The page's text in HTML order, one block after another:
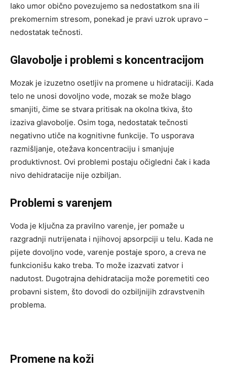
Iako umor obično povezujemo sa nedostatkom sna ili
prekomernim stresom, ponekad je pravi uzrok upravo –
nedostatak tečnosti.
Glavobolje i problemi s koncentracijom
Mozak je izuzetno osetljiv na promene u hidrataciji. Kada
telo ne unosi dovoljno vode, mozak se može blago
smanjiti, čime se stvara pritisak na okolna tkiva, što
izaziva glavobolje. Osim toga, nedostatak tečnosti
negativno utiče na kognitivne funkcije. To usporava
razmišljanje, otežava koncentraciju i smanjuje
produktivnost. Ovi problemi postaju očigledni čak i kada
nivo dehidratacije nije ozbiljan.
Problemi s varenjem
Voda je ključna za pravilno varenje, jer pomaže u
razgradnji nutrijenata i njihovoj apsorpciji u telu. Kada ne
pijete dovoljno vode, varenje postaje sporo, a creva ne
funkcionišu kako treba. To može izazvati zatvor i
nadutost. Dugotrajna dehidratacija može poremetiti ceo
probavni sistem, što dovodi do ozbiljnijih zdravstvenih
problema.
Promene na koži